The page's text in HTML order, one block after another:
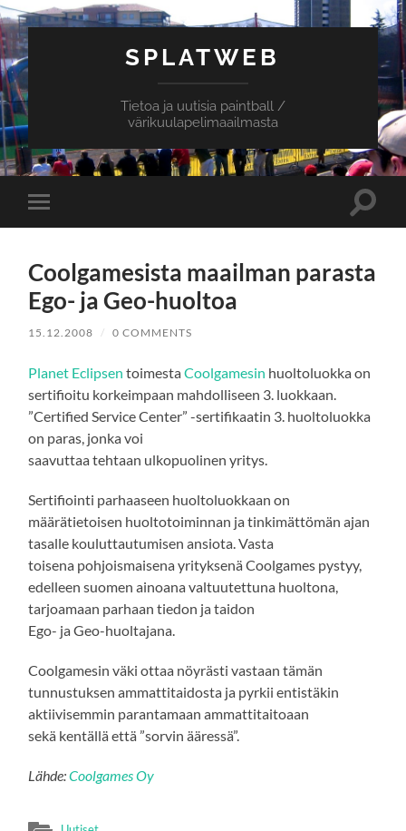
SPLATWEB
Tietoa ja uutisia paintball /
värikuulapelimaailmasta
Toggle
mobile
Toggle
Coolgamesista maailman parasta
Ego- ja Geo-huoltoa
15.12.2008 / 0 COMMENTS
Planet Eclipsen toimestaCoolgamesin huoltoluokka on
sertifioitu korkeimpaan mahdolliseen 3. luokkaan.
”Certified Service Center” -sertifikaatin 3. huoltoluokka
on paras, jonka voi
saavuttaa tehtaan ulkopuolinen yritys.
Sertifiointi parhaaseen huoltoluokkaan on
määrätietoisen huoltotoiminnan ja tinkimättömän ajan
tasalle kouluttautumisen ansiota. Vasta
toisena pohjoismaisena yrityksenä Coolgames pystyy,
edelleen suomen ainoana valtuutettuna huoltona,
tarjoamaan parhaan tiedon ja taidon
Ego- ja Geo-huoltajana.
Coolgamesin väki ottaa nöyrästi vastaan tämän
tunnustuksen ammattitaidosta ja pyrkii entistäkin
aktiivisemmin parantamaan ammattitaitoaan
sekä kentällä että ”sorvin ääressä”.
Lähde:Coolgames Oy